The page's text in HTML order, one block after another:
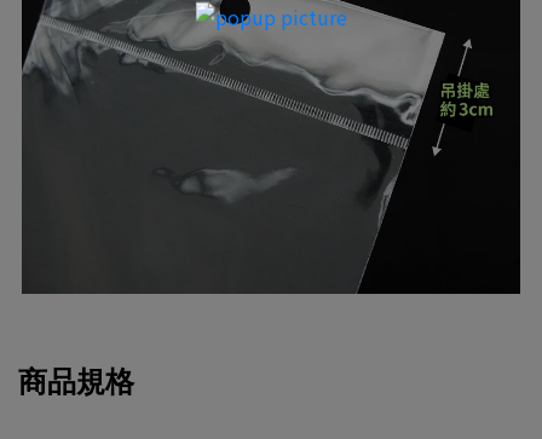
商品規格